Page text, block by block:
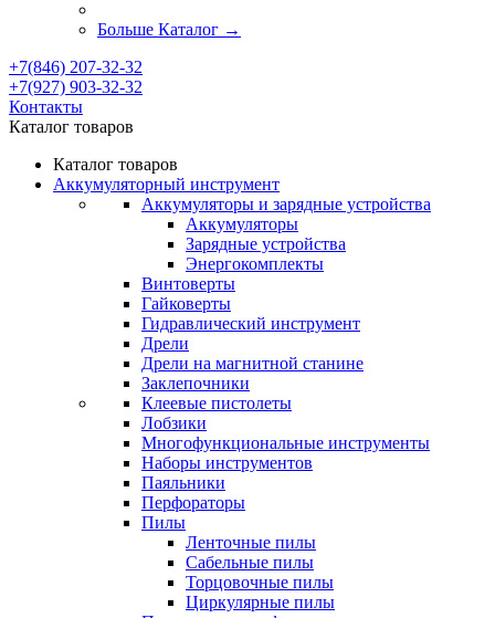
Больше Каталог →
+7(846) 207-32-32
+7(927) 903-32-32
Контакты
Каталог товаров
Каталог товаров
Аккумуляторный инструмент
Аккумуляторы и зарядные устройства
Аккумуляторы
Зарядные устройства
Энергокомплекты
Винтоверты
Гайковерты
Гидравлический инструмент
Дрели
Дрели на магнитной станине
Заклепочники
Клеевые пистолеты
Лобзики
Многофункциональные инструменты
Наборы инструментов
Паяльники
Перфораторы
Пилы
Ленточные пилы
Сабельные пилы
Торцовочные пилы
Циркулярные пилы